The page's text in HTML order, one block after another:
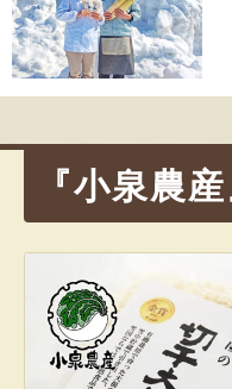
ビ
ゲ
ョ
ン
『小泉農